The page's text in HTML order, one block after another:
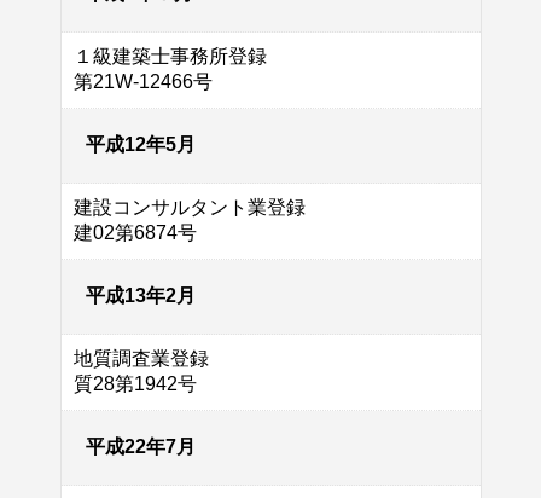
１級建築士事務所登録
第21W-12466号
平成12年5月
建設コンサルタント業登録
建02第6874号
平成13年2月
地質調査業登録
質28第1942号
平成22年7月